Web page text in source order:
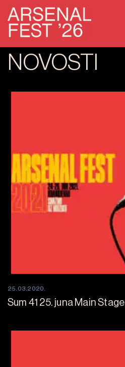
NOVOSTI
25.03.2020.
Sum 41 25. juna Main Stage